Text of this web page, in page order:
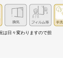
は日々変わりますので担